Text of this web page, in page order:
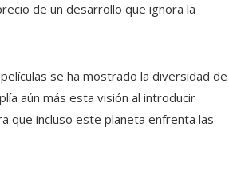
de un desarrollo que ignora la
se ha mostrado la diversidad de
aún más esta visión al introducir
que incluso este planeta enfrenta las